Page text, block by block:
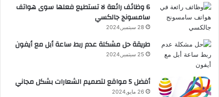
6 وظائف رائعة لا تستطيع فعلها سوى هواتف
سامسونج جالكسي
28 سبتمبر,2024
طريقة حل مشكلة عدم ربط ساعة أبل مع أيفون
25 سبتمبر,2024
أفضل 5 مواقع لتصميم الشعارات بشكل مجاني
26 مايو,2024